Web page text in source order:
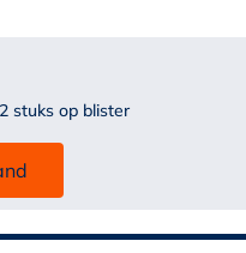
stuks op blister